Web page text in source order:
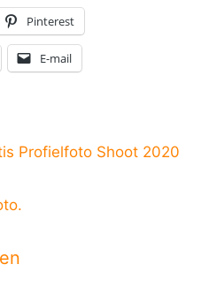
Pinterest
E-mail
Profielfoto Shoot 2020